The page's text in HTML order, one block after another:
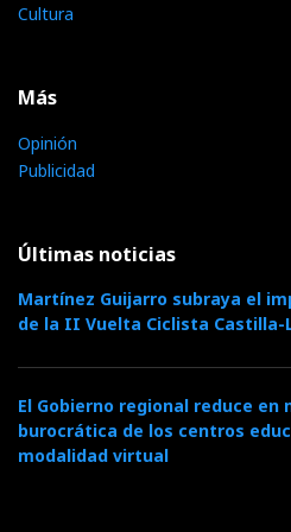
Cultura
Más
Opinión
Publicidad
Últimas noticias
Martínez Guijarro subraya el
de la II Vuelta Ciclista Castilla-
El Gobierno regional reduce en
burocrática de los centros
modalidad virtual